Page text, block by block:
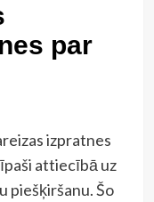
par
izpratnes
attiecībā uz
piešķiršanu. Šo